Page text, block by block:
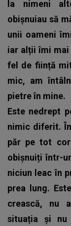
la nimeni
obișnuiau să
unii oameni
iar alții îmi mai
fel de ființă
mic, am
pietre în mine.
Este nedrept
nimic diferit.
păr pe tot
obișnuiți într-
niciun leac în
prea lung.
crească, nu
situația și nu